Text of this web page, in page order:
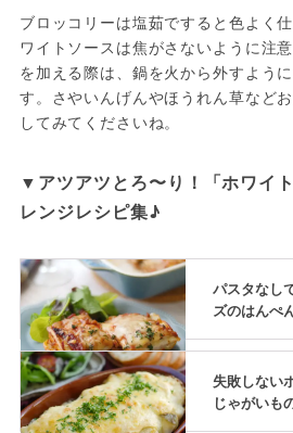
ブロッコリーは塩茹ですると色よく
ワイトソースは焦がさないように注
を加える際は、鍋を火から外すよう
す。さやいんげんやほうれん草など
してみてくださいね。
▼アツアツとろ〜り！「ホワイ
レンジレシピ集♪
パスタなし
ズのはんぺ
失敗しない
じゃがいも